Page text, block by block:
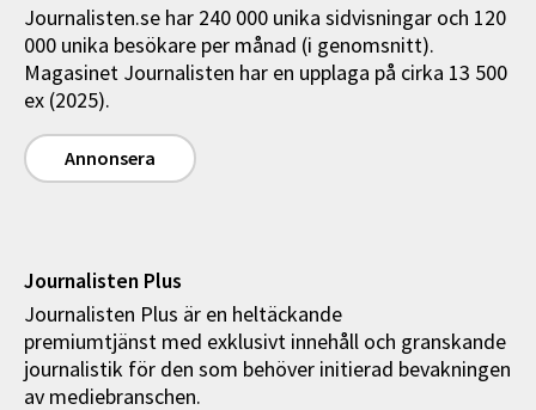
Journalisten.se har 240 000 unika sidvisningar och 120
000 unika besökare per månad (i genomsnitt).
Magasinet Journalisten har en upplaga på cirka 13 500
ex (2025).
Annonsera
Journalisten Plus
Journalisten Plus är en heltäckande
premiumtjänst med exklusivt innehåll och granskande
journalistik för den som behöver initierad bevakningen
av mediebranschen.